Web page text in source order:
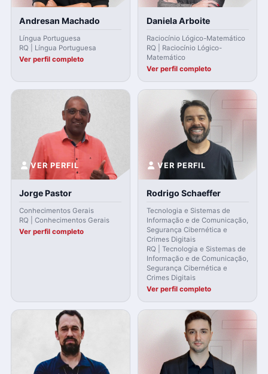
Andresan Machado
Língua Portuguesa
RQ | Língua Portuguesa
Ver perfil completo
Daniela Arboite
Raciocínio Lógico-Matemático
RQ | Raciocínio Lógico-
Matemático
Ver perfil completo
VER PERFIL
Jorge Pastor
Conhecimentos Gerais
RQ | Conhecimentos Gerais
Ver perfil completo
VER PERFIL
Rodrigo Schaeffer
Tecnologia e Sistemas de
Informação e de Comunicação,
Segurança Cibernética e
Crimes Digitais
RQ | Tecnologia e Sistemas de
Informação e de Comunicação,
Segurança Cibernética e
Crimes Digitais
Ver perfil completo